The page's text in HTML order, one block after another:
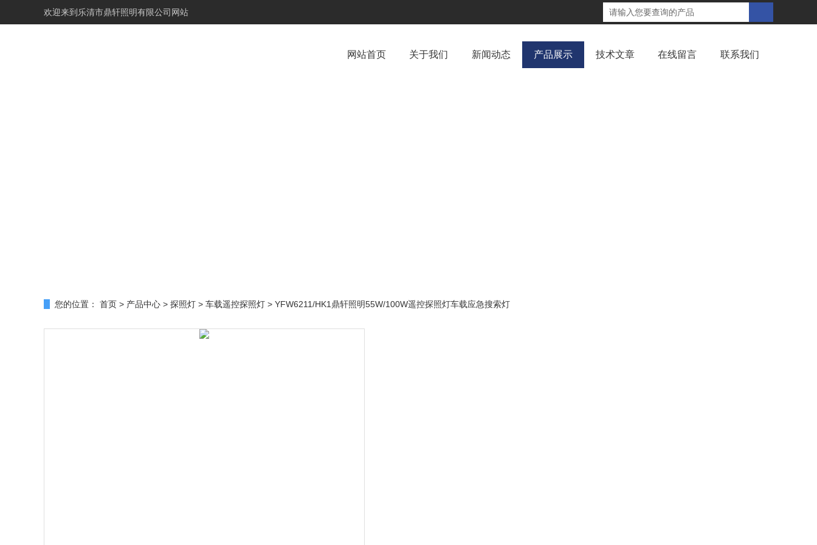
欢迎来到 乐清市鼎轩照明有限公司网站
网站首页 关于我们 新闻动态 产品展示 技术文章 在线留言 联系我们
您的位置： 首页 > 产品中心 > 探照灯 > 车载遥控探照灯 > YFW6211/HK1鼎轩照明55W/100W遥控探照灯车载应急搜索灯